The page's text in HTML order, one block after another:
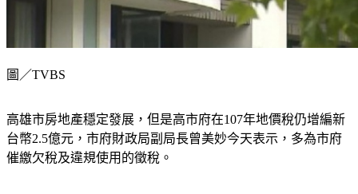
圖／TVBS
高雄市房地產穩定發展，但是高市府在107年地價稅仍增編新
台幣2.5億元，市府財政局副局長曾美妙今天表示，多為市府
催繳欠稅及違規使用的徵稅。